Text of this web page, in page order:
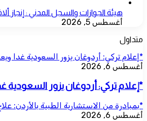
هيئة الجوازات والسجل المدني : إنجاز
أغسطس 5, 2026
متداول
*إعلام تركي: أردوغان يزور السعودية غدا
أغسطس 6, 2026
*إعلام تركي: أردوغان يزور السعودية
*بمبادرة من الاستشارية الطبية بالأردن:
أغسطس 6, 2026